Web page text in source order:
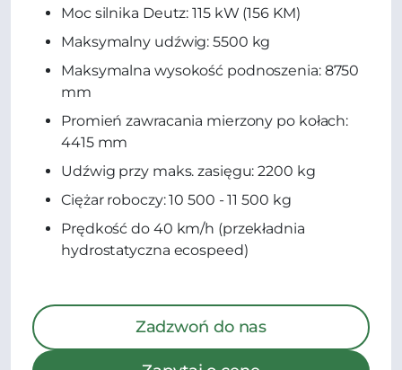
Moc silnika Deutz: 115 kW (156 KM)
Maksymalny udźwig: 5500 kg
Maksymalna wysokość podnoszenia: 8750
mm
Promień zawracania mierzony po kołach:
4415 mm
Udźwig przy maks. zasięgu: 2200 kg
Ciężar roboczy: 10 500 - 11 500 kg
Prędkość do 40 km/h (przekładnia
hydrostatyczna ecospeed)
Zadzwoń do nas